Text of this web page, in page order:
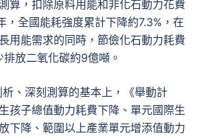
算，扣除原料用能和非化石動力花費
，全國能耗強度累計下降約7.3%，在
用能需求的同時，節儉化石動力耗費
放二氧化碳約9億噸。
、深刻測算的基本上，《舉動計
孩子總值動力耗費下降、單元國際生
下降、範圍以上產業單元增添值動力